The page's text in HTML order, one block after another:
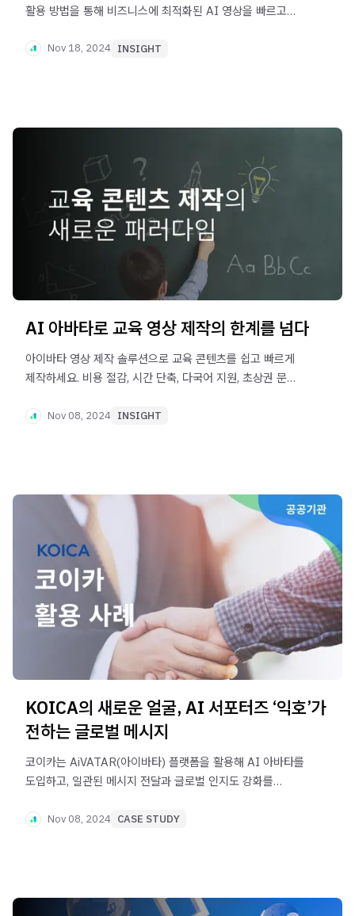
활용 방법을 통해 비즈니스에 최적화된 AI 영상을 빠르고
Nov 18, 2024 INSIGHT
AI 아바타로 교육 영상 제작의 한계를 넘다
아이바타 영상 제작 솔루션으로 교육 콘텐츠를 쉽고 빠르게
제작하세요. 비용 절감, 시간 단축, 다국어 지원, 초상권 문제
효율적으로 완성하세요.
Nov 08, 2024 INSIGHT
KOICA의 새로운 얼굴, AI 서포터즈 ‘익호’가
전하는 글로벌 메시지
코이카는 AiVATAR(아이바타) 플랫폼을 활용해 AI 아바타를
도입하고, 일관된 메시지 전달과 글로벌 인지도 강화를
방식, 지금 확인해 보세요!
Nov 08, 2024 CASE STUDY